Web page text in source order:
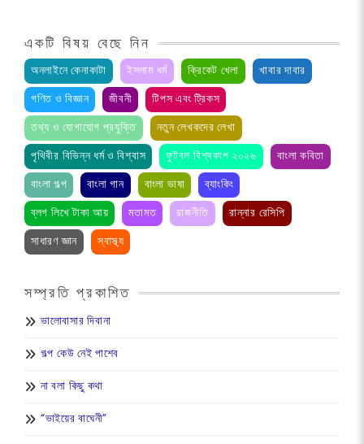
একটি বিষয় বেছে নিন
অনলাইনে কেনাকাটা
ইসলাম ধর্ম ক্রিকেট খেলা
খাবার দাবার
গণিত ও বিজ্ঞান
জীবনী
টিপস এবং ট্রিকস
তথ্য ও যোগাযোগ প্রযুক্তি
নতুন লেখকদের লেখা
পৃথিবীর বিভিন্ন ধর্ম ও বিশ্বাস
ফুটবল বিশ্বকাপ ২০২৬
বাংলা কবিতা
বাংলা গল্প
বাংলা গান বাংলা ভাষা
ব্যাংকিং
ব্লগ লিখে টাকা আয়
মতামত রাজনীতি
রান্নার রেসিপি
সাধারণ জ্ঞান
স্বাস্থ্য
সম্প্রতি প্রকাশিত
ভালোবাসার দিবানা
গল্প কেউ নেই পাশেব
না বলা কিছু কথা
“ভাইয়ের বাঘেনী”